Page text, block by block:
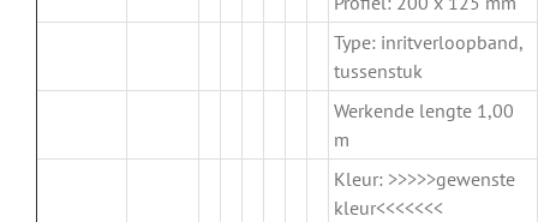
Type: inritverloopband,
tussenstuk
Werkende lengte 1,00
m
Kleur: >>>>>gewenste
kleur<<<<<<<